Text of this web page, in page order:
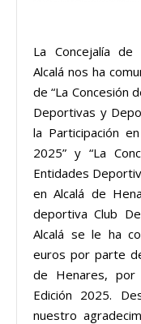
La Concejalía
Alcalá nos ha
de “La Concesión
Deportivas y
la Participación
2025” y “La
Entidades
en Alcalá de
deportiva Club
Alcalá se le ha
euros por parte
de Henares, por
Edición 2025.
nuestro